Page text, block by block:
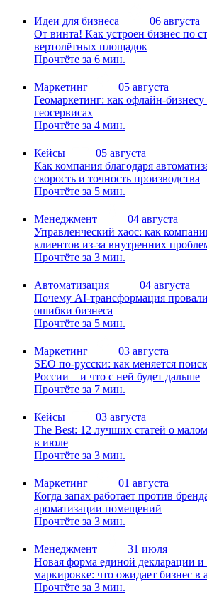
Идеи для бизнеса
06 августа
От винта! Как устроен бизнес по
вертолётных площадок
Прочтёте за 6 мин.
Маркетинг
05 августа
Геомаркетинг: как офлайн-бизнесу
геосервисах
Прочтёте за 4 мин.
Кейсы
05 августа
Как компания благодаря
скорость и точность производства
Прочтёте за 5 мин.
Менеджмент
04 августа
Управленческий хаос: как
клиентов из-за внутренних
Прочтёте за 3 мин.
Автоматизация
04 августа
Почему AI-трансформация
ошибки бизнеса
Прочтёте за 5 мин.
Маркетинг
03 августа
SEO по-русски: как меняется
России – и что с ней будет дальше
Прочтёте за 7 мин.
Кейсы
03 августа
The Best: 12 лучших статей о
в июле
Прочтёте за 3 мин.
Маркетинг
01 августа
Когда запах работает против
ароматизации помещений
Прочтёте за 3 мин.
Менеджмент
31 июля
Новая форма единой декларации и
маркировке: что ожидает бизнес в
Прочтёте за 3 мин.